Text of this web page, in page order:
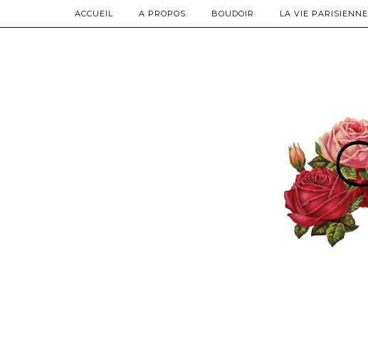
ACCUEIL A PROPOS BOUDOIR LA VIE PARISIENNE